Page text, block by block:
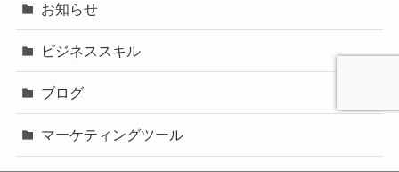
お知らせ
ビジネススキル
ブログ
マーケティングツール